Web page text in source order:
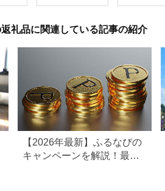
礼品に関連している記事の紹介
【2026年最新】ふるなびの
キャンペーンを解説！最大